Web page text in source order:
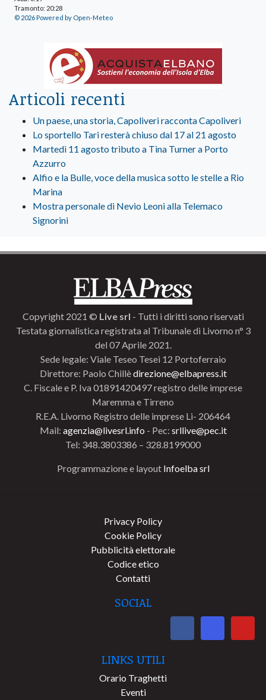
Tramonto: 20:28
© 2026 Powered by Open-Meteo
Articoli recenti
Un paese, una storia, Capoliveri racconta Capoliveri
Lo sportello Tari resterà chiuso dal 17 al 21 agosto
Martedì 11 agosto tributo a Tina Turner a Porto
Azzurro
Alfio e la Bulle, voce della musica sotto le stelle a Rio
Marina
Mostra personale di Nevio Leoni alla Telemaco
Signorini
Copyright 2021 © Live srl - Tutti i diritti sono riservati
Testata giornalistica registrata al Tribunale di Livorno n° 3
del 07 Aprile 2021.
Sede legale: Viale Teseo Tesei 12 Portoferraio
Direttore: Paolo Chillèdirezione@elbapress.it
C. Fiscale e P. Iva 01891420497 registro delle imprese
Maremma e Tirreno
R.E.A. Livorno Registro delle imprese Li- 206464
Mail: agenzia@livesrl.info - Pec: srllive@pec.it
Tel: 348.3803386 – 328.8199000
Programmazione e layout Infoelba srl
Privacy Policy
Cookie Policy
Pubblicità elettorale
Codice etico
Contatti
SOCIAL
LINKS UTILI
Orario Traghetti
Eventi